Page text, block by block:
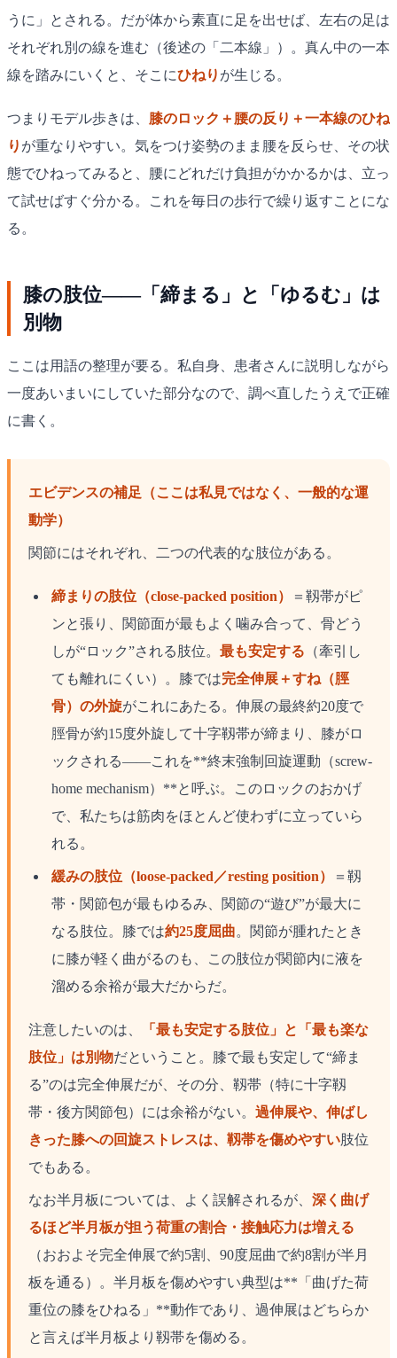
うに」とされる。だが体から素直に足を出せば、左右の足は
それぞれ別の線を進む（後述の「二本線」）。真ん中の一本
線を踏みにいくと、そこにひねり が生じる。
つまりモデル歩きは、 膝のロック＋腰の反り＋一本線のひね
り が重なりやすい。気をつけ姿勢のまま腰を反らせ、その状
態でひねってみると、腰にどれだけ負担がかかるかは、立っ
て試せばすぐ分かる。これを毎日の歩行で繰り返すことにな
る。
膝の肢位——「締まる」と「ゆるむ」は
別物
ここは用語の整理が要る。私自身、患者さんに説明しながら
一度あいまいにしていた部分なので、調べ直したうえで正確
に書く。
エビデンスの補足（ここは私見ではなく、一般的な運
動学）
関節にはそれぞれ、二つの代表的な肢位がある。
締まりの肢位（close-packed position）
＝靱帯がピ
ンと張り、関節面が最もよく噛み合って、骨どう
しが“ロック”される肢位。 最も安定する （牽引し
ても離れにくい）。膝では完全伸展＋すね（脛
骨）の外旋がこれにあたる。伸展の最終約20度で
脛骨が約15度外旋して十字靱帯が締まり、膝がロ
ックされる——これを**終末強制回旋運動（screw-
home mechanism）**と呼ぶ。このロックのおかげ
で、私たちは筋肉をほとんど使わずに立っていら
れる。
緩みの肢位（loose-packed／resting position）
＝靱
帯・関節包が最もゆるみ、関節の“遊び”が最大に
なる肢位。膝では約25度屈曲。関節が腫れたとき
に膝が軽く曲がるのも、この肢位が関節内に液を
溜める余裕が最大だからだ。
注意したいのは、
「最も安定する肢位」と「最も楽な
肢位」は別物だということ。膝で最も安定して“締ま
る”のは完全伸展だが、その分、靱帯（特に十字靱
帯・後方関節包）には余裕がない。 過伸展や、伸ばし
きった膝への回旋ストレスは、靱帯を傷めやすい肢位
でもある。
なお半月板については、よく誤解されるが、 深く曲げ
るほど半月板が担う荷重の割合・接触応力は増える
（おおよそ完全伸展で約5割、90度屈曲で約8割が半月
板を通る）。半月板を傷めやすい典型は**「曲げた荷
重位の膝をひねる」**動作であり、過伸展はどちらか
と言えば半月板より靱帯を傷める。